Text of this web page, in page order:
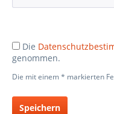
Die
genommen.
Die mit einem * markierten
Speichern